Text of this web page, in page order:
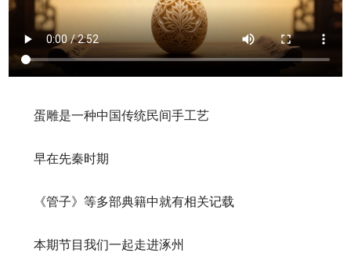
蛋雕是一种中国传统民间手工艺
早在先秦时期
《管子》等多部典籍中就有相关记载
本期节目我们一起走进涿州